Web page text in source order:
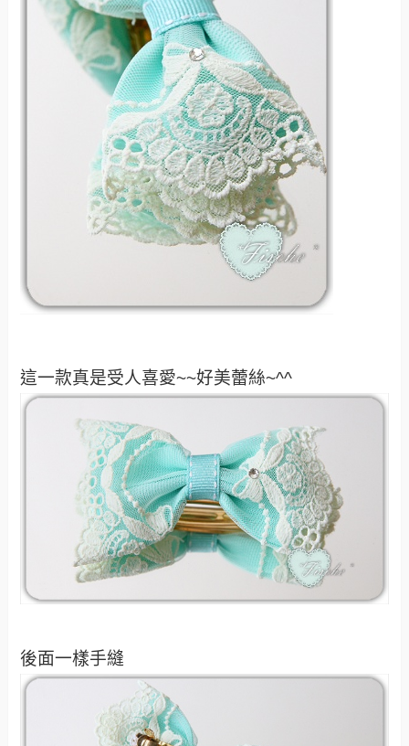
這一款真是受人喜愛~~好美蕾絲~^^
後面一樣手縫